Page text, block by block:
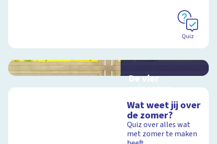
Quiz
De vier
seizoenen
schoolplaat over de
seizoenen
Wat weet jij over
de zomer?
Quiz over alles wat
met zomer te maken